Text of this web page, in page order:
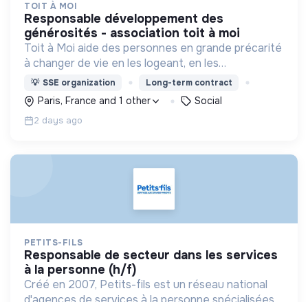
TOIT À MOI
responsable développement des
générosités - association toit à moi
Toit à Moi aide des personnes en grande précarité
à changer de vie en les logeant, en les
accompagnant pour résoudre leurs
problématiques, et en créant du lien social pour
sortir de l'exclusion.
💡 SSE organization Long-term contract
Paris, France and 1 other Social
2 days ago
PETITS-FILS
responsable de secteur dans les services
à la personne (h/f)
Créé en 2007, Petits-fils est un réseau national